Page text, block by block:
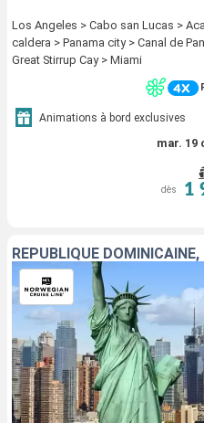
Los Angeles > Cabo san Lucas >
caldera > Panama city > Canal de
Great Stirrup Cay > Miami
Animations à bord exclusives
mar. 19
dès 1